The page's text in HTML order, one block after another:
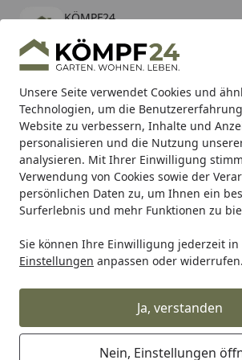
Unsere Seite verwendet Cookies und
Technologien, um die
Website zu verbessern, Inhalte und
personalisieren und die Nutzung
analysieren. Mit Ihrer Einwilligung
Verwendung von Cookies sowie der
persönlichen Daten zu, um Ihnen ein
Surferlebnis und mehr Funktionen zu
Sie können Ihre Einwilligung jederzeit in
Einstellungen anpassen oder widerrufen.
Ja, verstanden
Nein, Einstellungen
KÖMPF24
kostenlos - Im App Store
Alle Produkte
Mein Konto
Suchen
Karibu Pools inkl. gratis
Starterset (Gesamtwert bis
Startseite
Bike Lift Bike Lift Montageständer
Bike Lift